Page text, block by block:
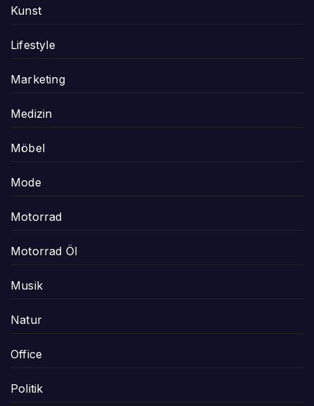
Kunst
Lifestyle
Marketing
Medizin
Möbel
Mode
Motorrad
Motorrad Öl
Musik
Natur
Office
Politik